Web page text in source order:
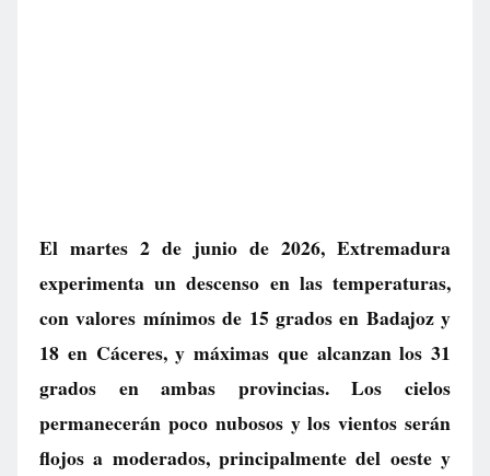
El martes 2 de junio de 2026, Extremadura
experimenta un descenso en las temperaturas,
con valores mínimos de 15 grados en Badajoz y
18 en Cáceres, y máximas que alcanzan los 31
grados en ambas provincias. Los cielos
permanecerán poco nubosos y los vientos serán
flojos a moderados, principalmente del oeste y